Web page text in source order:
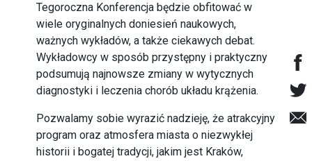
Tegoroczna Konferencja będzie obfitować w
wiele oryginalnych doniesień naukowych,
ważnych wykładów, a także ciekawych debat.
Wykładowcy w sposób przystępny i praktyczny
podsumują najnowsze zmiany w wytycznych
diagnostyki i leczenia chorób układu krążenia.
Pozwalamy sobie wyrazić nadzieję, że atrakcyjny
program oraz atmosfera miasta o niezwykłej
historii i bogatej tradycji, jakim jest Kraków,